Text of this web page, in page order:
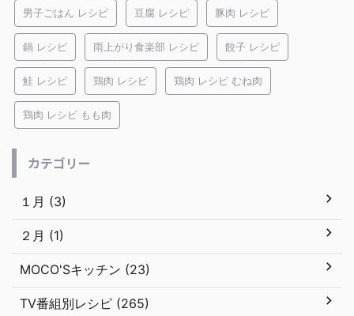
男子ごはん レシピ 豆腐 レシピ 豚肉 レシピ
鍋 レシピ 雨上がり食楽部 レシピ 餃子 レシピ
鮭 レシピ 鶏肉 レシピ 鶏肉 レシピ むね肉
鶏肉 レシピ もも肉
カテゴリー
１月 (3)
２月 (1)
MOCO'Sキッチン (23)
TV番組別レシピ (265)